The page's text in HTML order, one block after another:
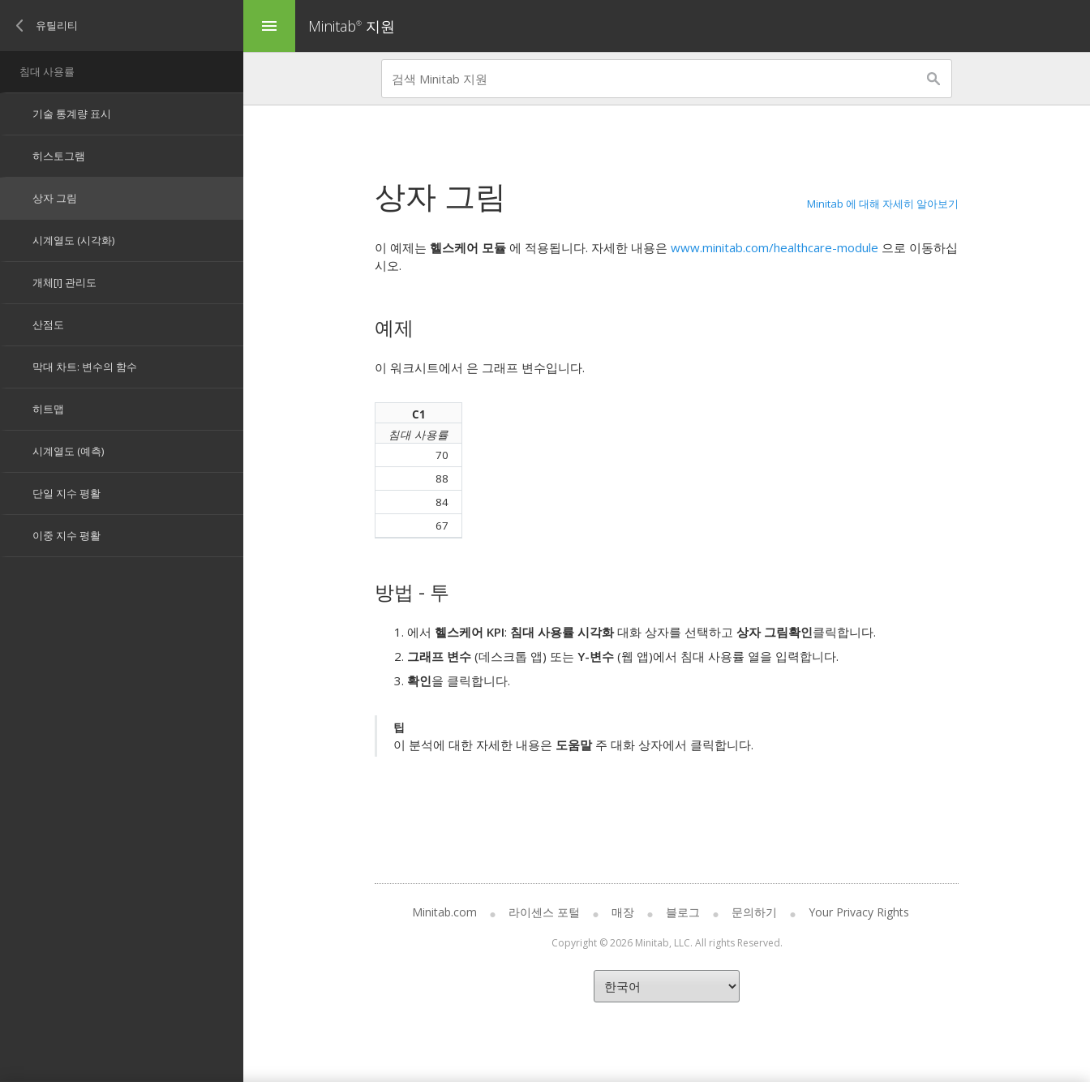
menu Minitab® 지원
상자 그림 Minitab 에 대해 자세히 알아보기
이 예제는 헬스케어 모듈 에 적용됩니다. 자세한 내용은 www.minitab.com/healthcare-module 으로 이동하십
시오.
예제
이 워크시트에서 은 그래프 변수입니다.
C1
침대 사용률
70
88
84
67
방법 - 투
에서 헬스케어 KPI: 침대 사용률 시각화대화 상자를 선택하고 상자 그림확인클릭합니다.
그래프 변수 (데스크톱 앱) 또는 Y-변수 (웹 앱)에서 침대 사용률 열을 입력합니다.
확인을 클릭합니다.
팁
이 분석에 대한 자세한 내용은 도움말주 대화 상자에서 클릭합니다.
Minitab.com 라이센스 포털 매장 블로그 문의하기 Your Privacy Rights
Copyright © 2026 Minitab, LLC. All rights Reserved.